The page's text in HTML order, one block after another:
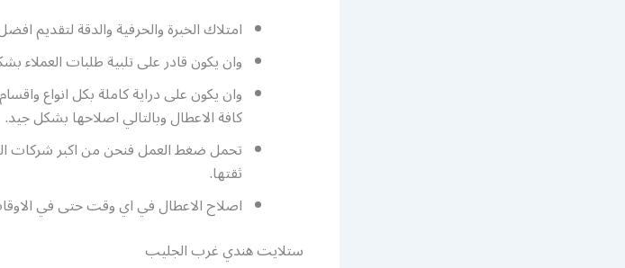
امتلاك الخبرة والحرفية والدقة لتقديم
وان يكون قادر على تلبية طلبات العملاء
وان يكون على دراية كاملة بكل انواع
كافة الاعطال وبالتالي اصلاحها بشكل جيد.
تحمل ضغط العمل فنحن من اكبر شركات
ثقتها.
اصلاح الاعطال في اي وقت حتى في
ستلايت هندي غرب الجليب